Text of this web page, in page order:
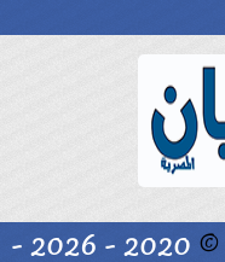
©
2020 - 2026 -